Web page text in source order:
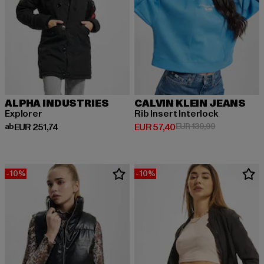
ALPHA INDUSTRIES
Explorer
abEUR 251,74
Derzeitiger Preis: ab EUR 251,74
CALVIN KLEIN JEANS
Rib Insert Interlock
EUR 57,40
Derzeitiger Preis: EUR 57,40
EUR 139,99Aktionspreis:
-10% -10%